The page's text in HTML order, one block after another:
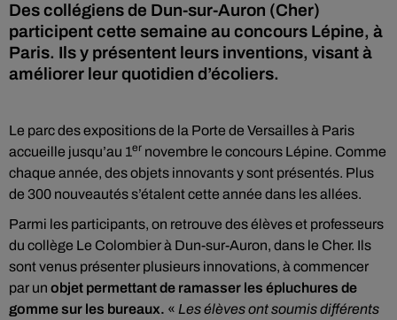
Des collégiens de Dun-sur-Auron (Cher)
participent cette semaine au concours Lépine, à
Paris. Ils y présentent leurs inventions, visant à
améliorer leur quotidien d’écoliers.
Le parc des expositions de la Porte de Versailles à Paris
accueille jusqu’au 1er novembre le concours Lépine. Comme
chaque année, des objets innovants y sont présentés. Plus
de 300 nouveautés s’étalent cette année dans les allées.
Parmi les participants, on retrouve des élèves et professeurs
du collège Le Colombier à Dun-sur-Auron, dans le Cher. Ils
sont venus présenter plusieurs innovations, à commencer
par un objet permettant de ramasser les épluchures de
gomme sur les bureaux. « Les élèves ont soumis différents